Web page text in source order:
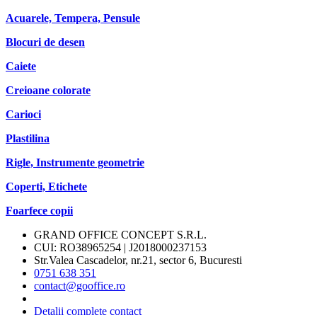
Acuarele, Tempera, Pensule
Blocuri de desen
Caiete
Creioane colorate
Carioci
Plastilina
Rigle, Instrumente geometrie
Coperti, Etichete
Foarfece copii
GRAND OFFICE CONCEPT S.R.L.
CUI: RO38965254 | J2018000237153
Str.Valea Cascadelor, nr.21, sector 6, Bucuresti
0751 638 351
contact@gooffice.ro
Detalii complete contact